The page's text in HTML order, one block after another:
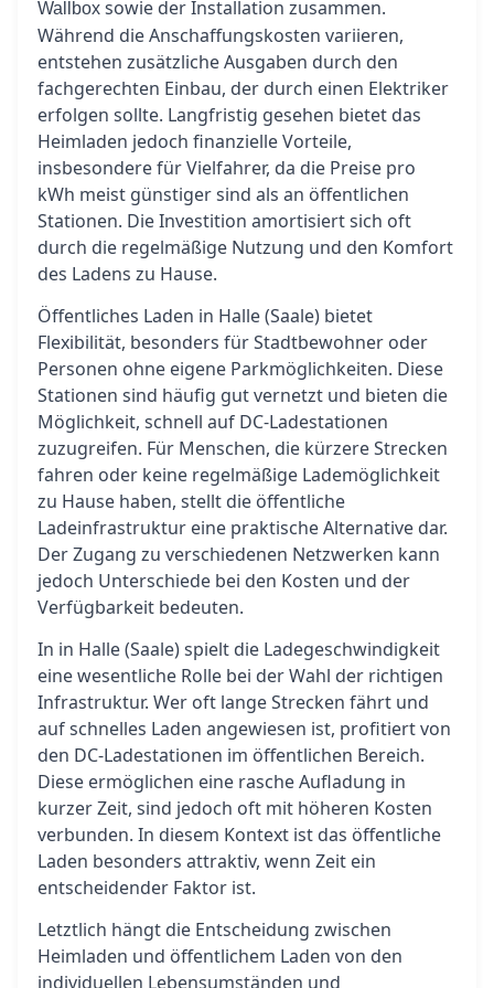
Wallbox sowie der Installation zusammen.
Während die Anschaffungskosten variieren,
entstehen zusätzliche Ausgaben durch den
fachgerechten Einbau, der durch einen Elektriker
erfolgen sollte. Langfristig gesehen bietet das
Heimladen jedoch finanzielle Vorteile,
insbesondere für Vielfahrer, da die Preise pro
kWh meist günstiger sind als an öffentlichen
Stationen. Die Investition amortisiert sich oft
durch die regelmäßige Nutzung und den Komfort
des Ladens zu Hause.
Öffentliches Laden in Halle (Saale) bietet
Flexibilität, besonders für Stadtbewohner oder
Personen ohne eigene Parkmöglichkeiten. Diese
Stationen sind häufig gut vernetzt und bieten die
Möglichkeit, schnell auf DC-Ladestationen
zuzugreifen. Für Menschen, die kürzere Strecken
fahren oder keine regelmäßige Lademöglichkeit
zu Hause haben, stellt die öffentliche
Ladeinfrastruktur eine praktische Alternative dar.
Der Zugang zu verschiedenen Netzwerken kann
jedoch Unterschiede bei den Kosten und der
Verfügbarkeit bedeuten.
In in Halle (Saale) spielt die Ladegeschwindigkeit
eine wesentliche Rolle bei der Wahl der richtigen
Infrastruktur. Wer oft lange Strecken fährt und
auf schnelles Laden angewiesen ist, profitiert von
den DC-Ladestationen im öffentlichen Bereich.
Diese ermöglichen eine rasche Aufladung in
kurzer Zeit, sind jedoch oft mit höheren Kosten
verbunden. In diesem Kontext ist das öffentliche
Laden besonders attraktiv, wenn Zeit ein
entscheidender Faktor ist.
Letztlich hängt die Entscheidung zwischen
Heimladen und öffentlichem Laden von den
individuellen Lebensumständen und